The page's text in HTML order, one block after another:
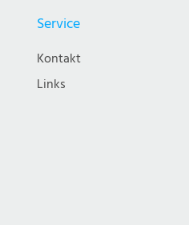
Service
Kontakt
Links